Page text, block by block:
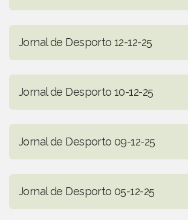
Jornal de Desporto 12-12-25
Jornal de Desporto 10-12-25
Jornal de Desporto 09-12-25
Jornal de Desporto 05-12-25